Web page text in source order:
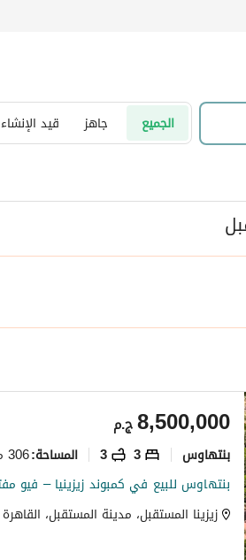
الجميع جاهز قيد الإنشاء
ج.م8,500,000
بنتهاوس 3
3 المساحة:306 متر مربع
زيزينا المستقبل، مدينة المستقبل، القاهرة